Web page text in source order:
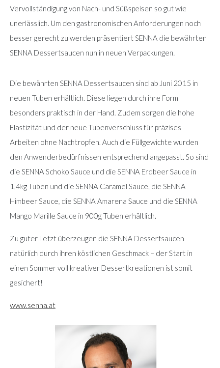
Vervollständigung von Nach- und Süßspeisen so gut wie
unerlässlich. Um den gastronomischen Anforderungen noch
besser gerecht zu werden präsentiert SENNA die bewährten
SENNA Dessertsaucen nun in neuen Verpackungen.
Die bewährten SENNA Dessertsaucen sind ab Juni 2015 in
neuen Tuben erhältlich. Diese liegen durch ihre Form
besonders praktisch in der Hand. Zudem sorgen die hohe
Elastizität und der neue Tubenverschluss für präzises
Arbeiten ohne Nachtropfen. Auch die Füllgewichte wurden
den Anwenderbedürfnissen entsprechend angepasst. So sind
die SENNA Schoko Sauce und die SENNA Erdbeer Sauce in
1,4kg Tuben und die SENNA Caramel Sauce, die SENNA
Himbeer Sauce, die SENNA Amarena Sauce und die SENNA
Mango Marille Sauce in 900g Tuben erhältlich.
Zu guter Letzt überzeugen die SENNA Dessertsaucen
natürlich durch ihren köstlichen Geschmack – der Start in
einen Sommer voll kreativer Dessertkreationen ist somit
gesichert!
www.senna.at